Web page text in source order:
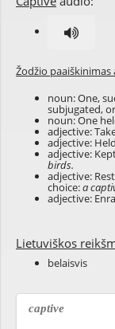
Žodžio paaiškinimas
noun: One,
subjugated,
noun: One
adjective:
adjective:
adjective:
birds.
adjective:
choice:a
adjective:
Lietuviškos
belaisvis
captive